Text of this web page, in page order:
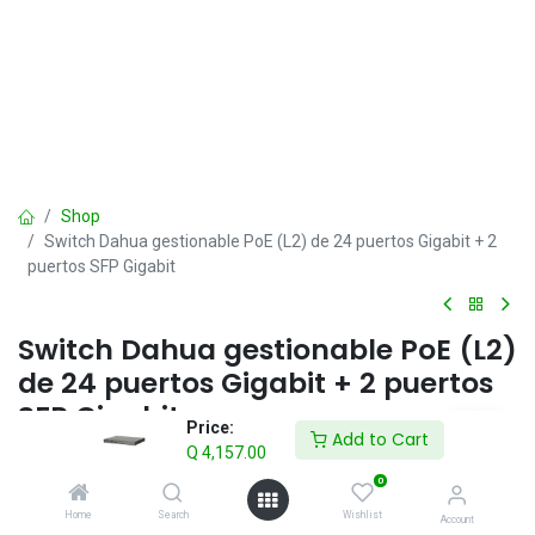
Price:
Q 4,157.00
Add to Cart
Home Search
0
Wishlist Account
Shop
Switch Dahua gestionable PoE (L2) de 24 puertos Gigabit + 2
puertos SFP Gigabit
Switch Dahua gestionable PoE (L2)
de 24 puertos Gigabit + 2 puertos
SFP Gigabit
Conmutador PoE administrado de capa 2
• Admite los estándares IEEE802.3af e IEEE802.3at y Hi-PoE
• Redundancia de red STP/RTSP/MSTP